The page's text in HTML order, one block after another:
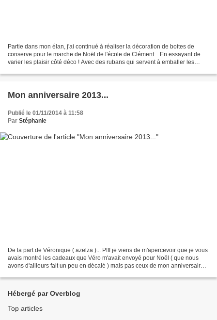
Partie dans mon élan, j'ai continué à réaliser la décoration de boites de
conserve pour le marche de Noël de l'école de Clément... En essayant de
varier les plaisir côté déco ! Avec des rubans qui servent à emballer les
Mon anniversaire 2013...
Publié le 01/11/2014 à 11:58
Par Stéphanie
De la part de Véronique ( azelza )... Pfff je viens de m'apercevoir que je vous
avais montré les cadeaux que Véro m'avait envoyé pour Noël ( que nous
avons d'ailleurs fait un peu en décalé ) mais pas ceux de mon anniversaire.
Hébergé par Overblog
Top articles